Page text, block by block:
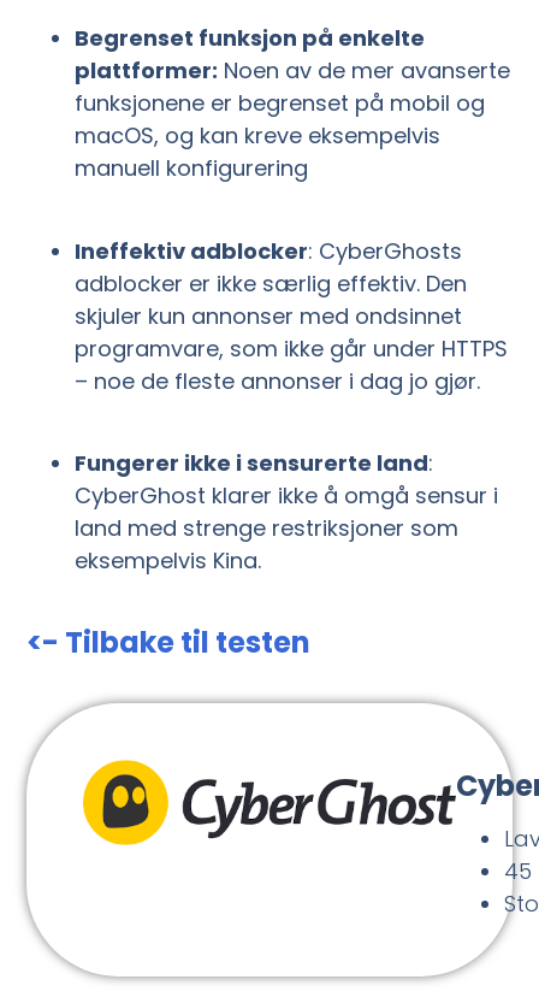
Begrenset funksjon på enkelte
plattformer: Noen av de mer avanserte
funksjonene er begrenset på mobil og
macOS, og kan kreve eksempelvis
manuell konfigurering
Ineffektiv adblocker: CyberGhosts
adblocker er ikke særlig effektiv. Den
skjuler kun annonser med ondsinnet
programvare, som ikke går under HTTPS
– noe de fleste annonser i dag jo gjør.
Fungerer ikke i sensurerte land:
CyberGhost klarer ikke å omgå sensur i
land med strenge restriksjoner som
eksempelvis Kina.
<- Tilbake til testen
45